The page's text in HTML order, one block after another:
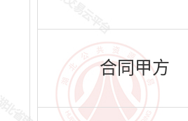
合同甲方